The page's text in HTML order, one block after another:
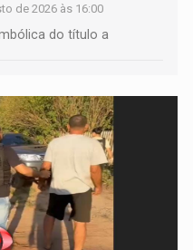
de 2026 às 16:00
do título a